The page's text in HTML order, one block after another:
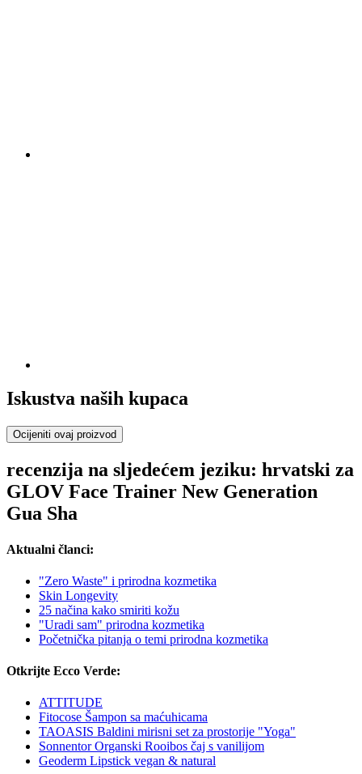
Iskustva naših kupaca
Ocijeniti ovaj proizvod
recenzija na sljedećem jeziku: hrvatski za
GLOV Face Trainer New Generation
Gua Sha
Aktualni članci:
"Zero Waste" i prirodna kozmetika
Skin Longevity
25 načina kako smiriti kožu
"Uradi sam" prirodna kozmetika
Početnička pitanja o temi prirodna kozmetika
Otkrijte Ecco Verde:
ATTITUDE
Fitocose Šampon sa maćuhicama
TAOASIS Baldini mirisni set za prostorije "Yoga"
Sonnentor Organski Rooibos čaj s vanilijom
Geoderm Lipstick vegan & natural